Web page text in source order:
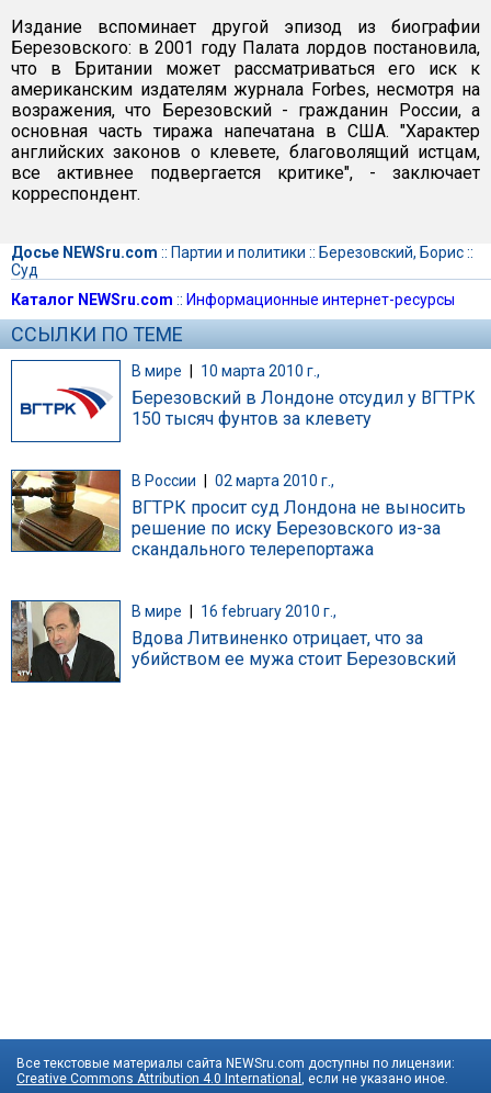
Издание вспоминает другой эпизод из биографии
Березовского: в 2001 году Палата лордов постановила,
что в Британии может рассматриваться его иск к
американским издателям журнала Forbes, несмотря на
возражения, что Березовский - гражданин России, а
основная часть тиража напечатана в США. "Характер
английских законов о клевете, благоволящий истцам,
все активнее подвергается критике", - заключает
корреспондент.
Досье NEWSru.com :: Партии и политики :: Березовский, Борис::
Суд
Каталог NEWSru.com :: Информационные интернет-ресурсы
ССЫЛКИ ПО ТЕМЕ
В мире | 10 марта 2010 г.,
Березовский в Лондоне отсудил у ВГТРК
150 тысяч фунтов за клевету
В России 02 марта 2010 г.,
ВГТРК просит суд Лондона не выносить
решение по иску Березовского из-за
скандального телерепортажа
В мире 16 february 2010 г.,
Вдова Литвиненко отрицает, что за
убийством ее мужа стоит Березовский
Все текстовые материалы сайта NEWSru.com доступны по лицензии:
Creative Commons Attribution 4.0 International , если не указано иное.